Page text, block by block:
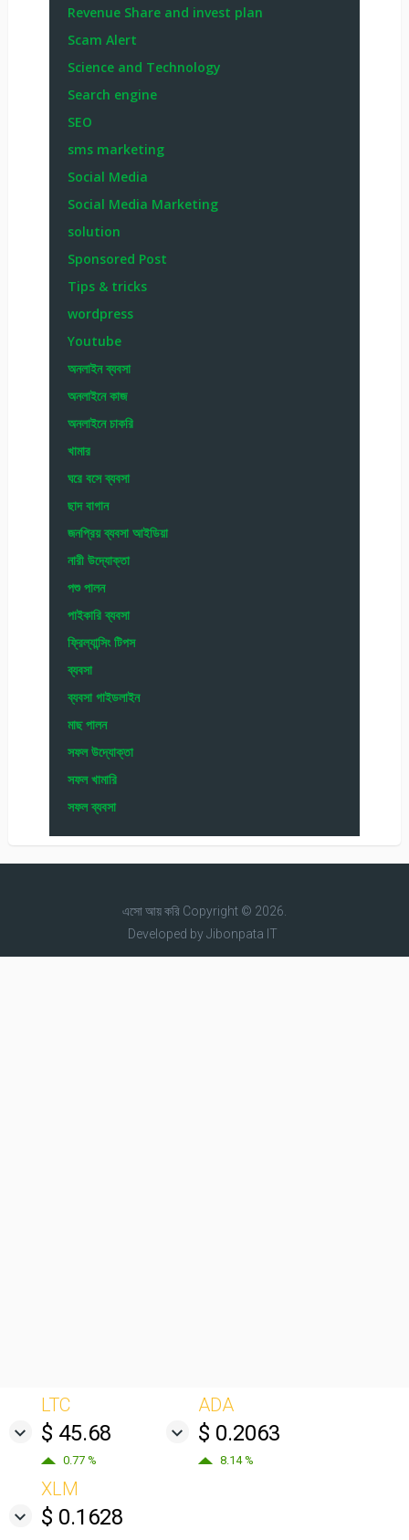
Revenue Share and invest plan
Scam Alert
Science and Technology
Search engine
SEO
sms marketing
Social Media
Social Media Marketing
solution
Sponsored Post
Tips & tricks
wordpress
Youtube
অনলাইন ব্যবসা
অনলাইনে কাজ
অনলাইনে চাকরি
খামার
ঘরে বসে ব্যবসা
ছাদ বাগান
জনপ্রিয় ব্যবসা আইডিয়া
নারী উদ্যোক্তা
পশু পালন
পাইকারি ব্যবসা
ফ্রিল্যান্সিং টিপস
ব্যবসা
ব্যবসা গাইডলাইন
মাছ পালন
সফল উদ্যোক্তা
সফল খামারি
সফল ব্যবসা
এসো আয় করিCopyright © 2026.
Developed byJibonpata IT
LTC
$ 45.68
0.77 %
ADA
$ 0.2063
8.14 %
XLM
$ 0.1628